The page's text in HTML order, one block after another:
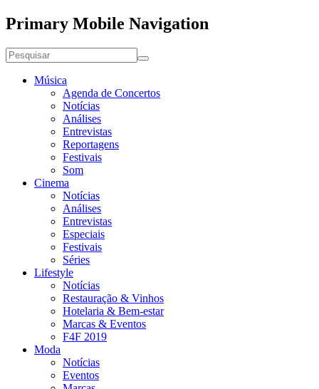
Primary Mobile Navigation
Música
Agenda de Concertos
Notícias
Análises
Entrevistas
Reportagens
Festivais
Som
Cinema
Notícias
Análises
Entrevistas
Especiais
Festivais
Séries
Lifestyle
Notícias
Restauração & Vinhos
Hotelaria & Bem-estar
Marcas & Eventos
F4F 2019
Moda
Notícias
Eventos